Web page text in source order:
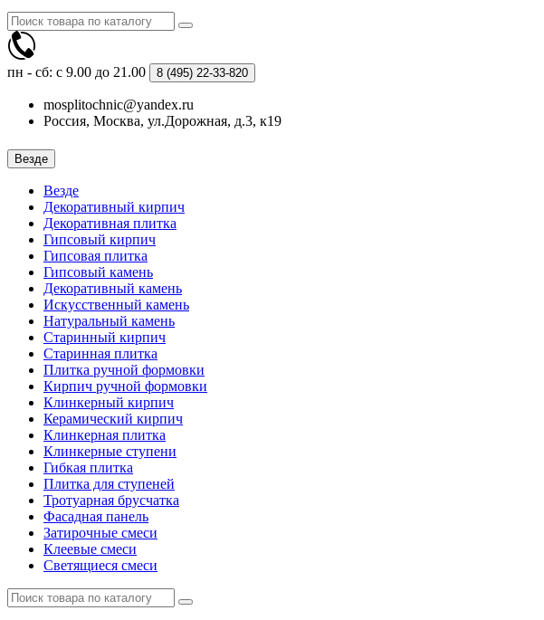
пн - сб: с 9.00 до 21.00 8 (495) 22-33-820
mosplitochnic@yandex.ru
Россия, Москва, ул.Дорожная, д.3, к19
Везде
Везде
Декоративный кирпич
Декоративная плитка
Гипсовый кирпич
Гипсовая плитка
Гипсовый камень
Декоративный камень
Искусственный камень
Натуральный камень
Старинный кирпич
Старинная плитка
Плитка ручной формовки
Кирпич ручной формовки
Клинкерный кирпич
Керамический кирпич
Клинкерная плитка
Клинкерные ступени
Гибкая плитка
Плитка для ступеней
Тротуарная брусчатка
Фасадная панель
Затирочные смеси
Клеевые смеси
Светящиеся смеси